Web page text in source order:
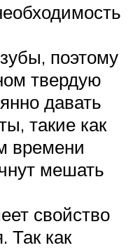
поэтому
твердую
давать
такие как
времени
мешать
свойство
Так как